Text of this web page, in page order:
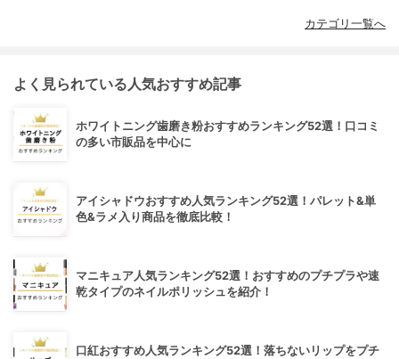
カテゴリ一覧へ
よく見られている人気おすすめ記事
ホワイトニング歯磨き粉おすすめランキング52選！口コミ
の多い市販品を中心に
アイシャドウおすすめ人気ランキング52選！パレット&単
色&ラメ入り商品を徹底比較！
マニキュア人気ランキング52選！おすすめのプチプラや速
乾タイプのネイルポリッシュを紹介！
口紅おすすめ人気ランキング52選！落ちないリップをプチ